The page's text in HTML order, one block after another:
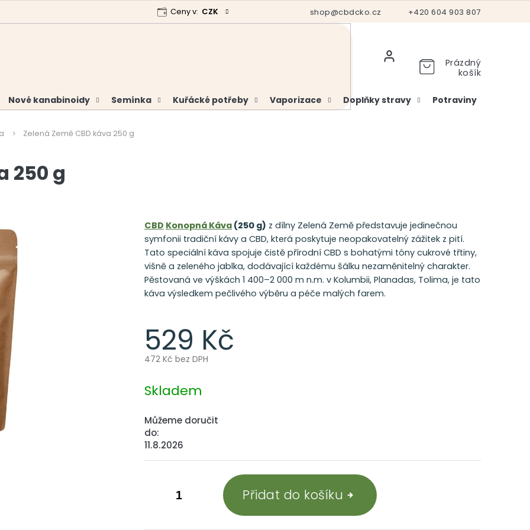
+420 604 903 807
shop@cbdcko.cz
Analýzy a certifikáty Hodnocení obchodu Vrácení a reklamace
Ceny v: CZK
Prázdný
košík
Nové kanabinoidy Semínka Kuřácké potřeby Vaporizace Doplňky stravy Potraviny
Zelená Země CBD káva 250 g
250 g
529 Kč
472 Kč bez DPH
cena:
Skladem
Můžeme doručit
do:
11.8.2026
Přidat do košíku
CBD Konopná Káva (250 g) z dílny Zelená Země představuje jedinečnou
symfonii tradiční kávy a CBD, která poskytuje neopakovatelný zážitek z pití.
Tato speciální káva spojuje čistě přírodní CBD s bohatými tóny cukrové třtiny,
višně a zeleného jablka, dodávající každému šálku nezaměnitelný charakter.
Pěstovaná ve výškách 1 400–2 000 m n.m. v Kolumbii, Planadas, Tolima, je tato
káva výsledkem pečlivého výběru a péče malých farem.